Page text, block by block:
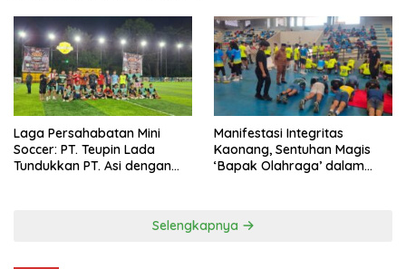
Laga Persahabatan Mini
Soccer: PT. Teupin Lada
Tundukkan PT. Asi dengan
Manifestasi Integritas
Kaonang, Sentuhan Magis
‘Bapak Olahraga’ dalam
Selengkapnya